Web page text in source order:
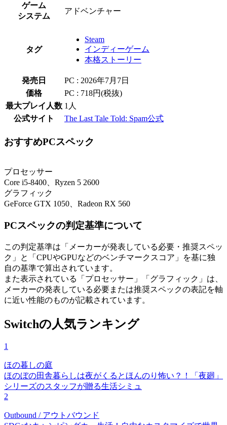
ゲーム
システム
アドベンチャー
タグ
Steam
インディーゲーム
本格ストーリー
発売日
PC : 2026年7月7日
価格
PC : 718円(税抜)
最大プレイ人数 1人
公式サイト
The Last Tale Told: Spam公式
おすすめPCスペック
プロセッサー
Core i5-8400、Ryzen 5 2600
グラフィック
GeForce GTX 1050、Radeon RX 560
PCスペックの判定基準について
この判定基準は「メーカーが発表している必要・推奨スペッ
ク」と「CPUやGPUなどのベンチマークスコア」を基に独
自の基準で算出されています。
また表示されている「プロセッサー」「グラフィック」は、
メーカーの発表している必要または推奨スペックの表記を軸
に近い性能のものが記載されています。
Switchの人気ランキング
1
ほの暮しの庭
ほのぼの田舎暮らしは夜がくるとほんのり怖い？！「夜廻」
シリーズのスタッフが贈る生活シミュ
2
Outbound / アウトバウンド